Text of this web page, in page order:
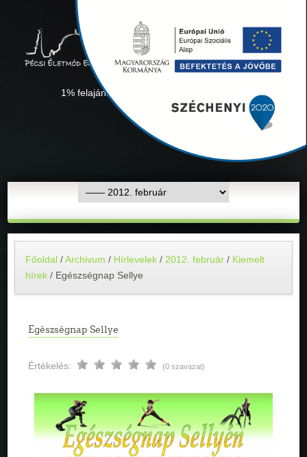
1% felajánlás "Együtt minden sikerül" Adószámunk:
18311927-1-02
Főoldal /Archivum / Hírlevelek / 2012. február / Kiemelt
hírek / Egészségnap Sellye
Egészségnap Sellye
Értékelés: (0 szavazat)